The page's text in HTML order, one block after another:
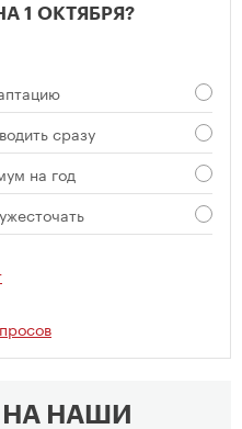
1 ОКТЯБРЯ?
сразу
на год
НАШИ